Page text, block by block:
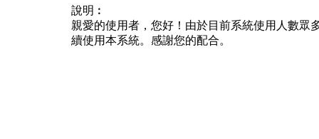
說明︰
親愛的使用者，您好！由於目前系統使用人數眾
續使用本系統。感謝您的配合。